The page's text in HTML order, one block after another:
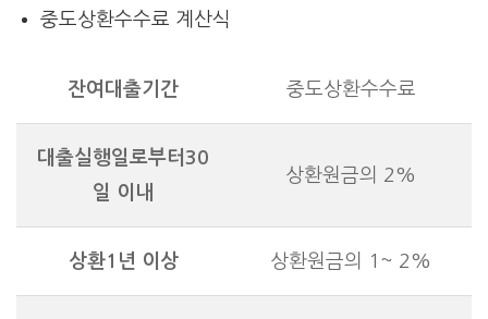
중도상환수수료 계산식
잔여대출기간 중도상환수수료
대출실행일로부터30
일 이내
상환원금의 2%
상환1년 이상 상환원금의 1~ 2%